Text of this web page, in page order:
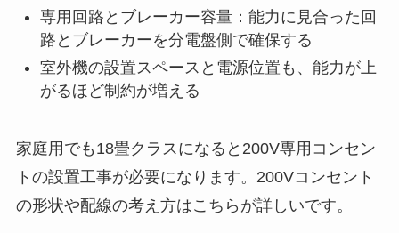
専用回路とブレーカー容量：能力に見合った回
路とブレーカーを分電盤側で確保する
室外機の設置スペースと電源位置も、能力が上
がるほど制約が増える
家庭用でも18畳クラスになると200V専用コンセン
トの設置工事が必要になります。200Vコンセント
の形状や配線の考え方はこちらが詳しいです。